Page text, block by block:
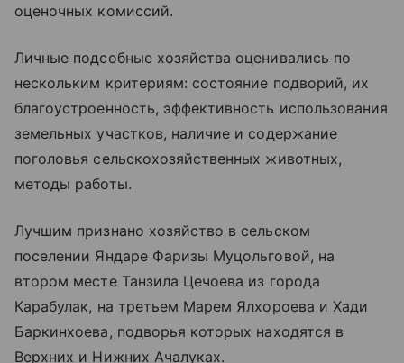
оценочных комиссий.
Личные подсобные хозяйства оценивались по
нескольким критериям: состояние подворий, их
благоустроенность, эффективность использования
земельных участков, наличие и содержание
поголовья сельскохозяйственных животных,
методы работы.
Лучшим признано хозяйство в сельском
поселении Яндаре Фаризы Муцольговой, на
втором месте Танзила Цечоева из города
Карабулак, на третьем Марем Ялхороева и Хади
Баркинхоева, подворья которых находятся в
Верхних и Нижних Ачалуках.